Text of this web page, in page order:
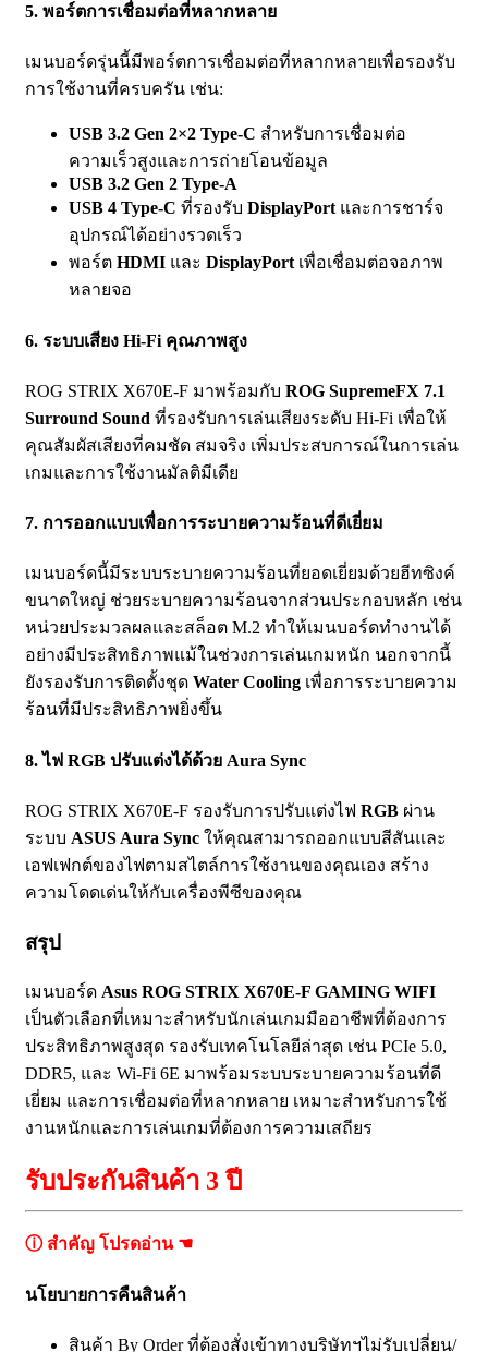
5. พอร์ตการเชื่อมต่อที่หลากหลาย
เมนบอร์ดรุ่นนี้มีพอร์ตการเชื่อมต่อที่หลากหลายเพื่อรองรับ
การใช้งานที่ครบครัน เช่น:
USB 3.2 Gen 2×2 Type-C สำหรับการเชื่อมต่อ
ความเร็วสูงและการถ่ายโอนข้อมูล
USB 3.2 Gen 2 Type-A
USB 4 Type-C ที่รองรับ DisplayPort และการชาร์จ
อุปกรณ์ได้อย่างรวดเร็ว
พอร์ต HDMI และ DisplayPort เพื่อเชื่อมต่อจอภาพ
หลายจอ
6. ระบบเสียง Hi-Fi คุณภาพสูง
ROG STRIX X670E-F มาพร้อมกับ ROG SupremeFX 7.1
Surround Sound ที่รองรับการเล่นเสียงระดับ Hi-Fi เพื่อให้
คุณสัมผัสเสียงที่คมชัด สมจริง เพิ่มประสบการณ์ในการเล่น
เกมและการใช้งานมัลติมีเดีย
7. การออกแบบเพื่อการระบายความร้อนที่ดีเยี่ยม
เมนบอร์ดนี้มีระบบระบายความร้อนที่ยอดเยี่ยมด้วยฮีทซิงค์
ขนาดใหญ่ ช่วยระบายความร้อนจากส่วนประกอบหลัก เช่น
หน่วยประมวลผลและสล็อต M.2 ทำให้เมนบอร์ดทำงานได้
อย่างมีประสิทธิภาพแม้ในช่วงการเล่นเกมหนัก นอกจากนี้
ยังรองรับการติดตั้งชุด Water Cooling เพื่อการระบายความ
ร้อนที่มีประสิทธิภาพยิ่งขึ้น
8.ไฟ RGB ปรับแต่งได้ด้วย Aura Sync
ROG STRIX X670E-F รองรับการปรับแต่งไฟ RGB ผ่าน
ระบบ ASUS Aura Sync ให้คุณสามารถออกแบบสีสันและ
เอฟเฟกต์ของไฟตามสไตล์การใช้งานของคุณเอง สร้าง
ความโดดเด่นให้กับเครื่องพีซีของคุณ
สรุป
เมนบอร์ด Asus ROG STRIX X670E-F GAMING WIFI
เป็นตัวเลือกที่เหมาะสำหรับนักเล่นเกมมืออาชีพที่ต้องการ
ประสิทธิภาพสูงสุด รองรับเทคโนโลยีล่าสุด เช่น PCIe 5.0,
DDR5, และ Wi-Fi 6E มาพร้อมระบบระบายความร้อนที่ดี
เยี่ยม และการเชื่อมต่อที่หลากหลาย เหมาะสำหรับการใช้
งานหนักและการเล่นเกมที่ต้องการความเสถียร
รับประกันสินค้า 3 ปี
ⓘ สำคัญ โปรดอ่าน ☚
นโยบายการคืนสินค้า
สินค้า By Order ที่ต้องสั่งเข้าทางบริษัทฯไม่รับเปลี่ยน/